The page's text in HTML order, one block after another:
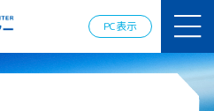
PC表示
ミー
ロスペース